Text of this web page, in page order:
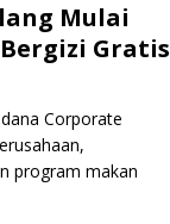
Mulai
Gratis
Corporate
program makan